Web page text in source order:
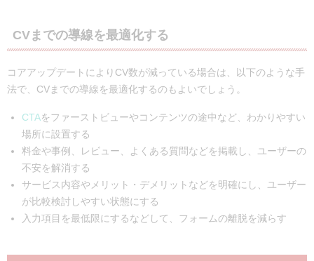
CVまでの導線を最適化する
コアアップデートによりCV数が減っている場合は、以下のような手
法で、CVまでの導線を最適化するのもよいでしょう。
CTAをファーストビューやコンテンツの途中など、わかりやすい
場所に設置する
料金や事例、レビュー、よくある質問などを掲載し、ユーザーの
不安を解消する
サービス内容やメリット・デメリットなどを明確にし、ユーザー
が比較検討しやすい状態にする
入力項目を最低限にするなどして、フォームの離脱を減らす